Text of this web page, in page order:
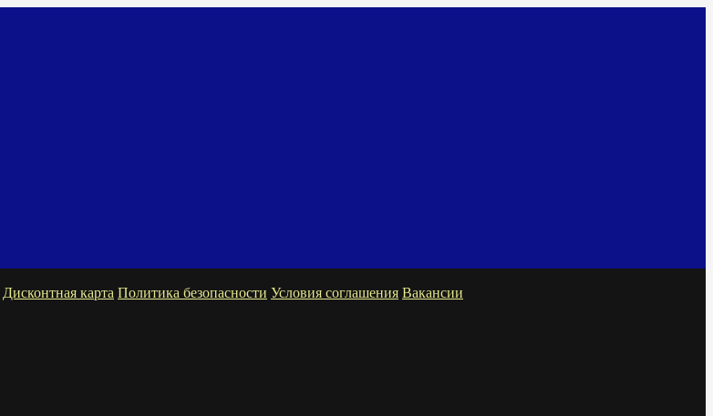
Дисконтная карта Политика безопасности Условия соглашения Вакансии